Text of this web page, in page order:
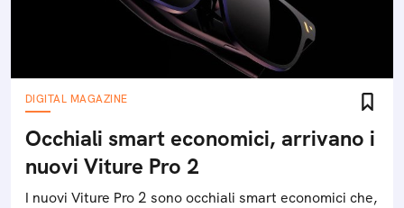
DIGITAL MAGAZINE
Occhiali smart economici, arrivano i
nuovi Viture Pro 2
I nuovi Viture Pro 2 sono occhiali smart economici che,